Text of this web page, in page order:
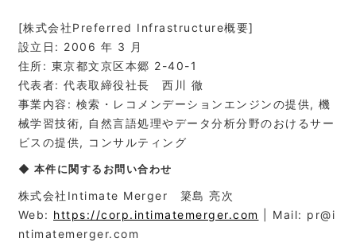
[株式会社Preferred Infrastructure概要]
設立日: 2006 年 3 月
住所: 東京都文京区本郷 2-40-1
代表者: 代表取締役社長 西川 徹
事業内容: 検索・レコメンデーションエンジンの提供, 機
械学習技術, 自然言語処理やデータ分析分野のおけるサー
ビスの提供, コンサルティング
◆ 本件に関するお問い合わせ
株式会社Intimate Merger 簗島 亮次
Web: https://corp.intimatemerger.com
| Mail: pr@i
ntimatemerger.com